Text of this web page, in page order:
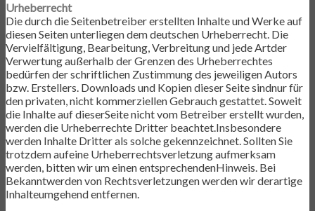
Urheberrecht
Die durch die Seitenbetreiber erstellten Inhalte und Werke auf
diesen Seiten unterliegen dem deutschen Urheberrecht. Die
Vervielfältigung, Bearbeitung, Verbreitung und jede Artder
Verwertung außerhalb der Grenzen des Urheberrechtes
bedürfen der schriftlichen Zustimmung des jeweiligen Autors
bzw. Erstellers. Downloads und Kopien dieser Seite sindnur für
den privaten, nicht kommerziellen Gebrauch gestattet. Soweit
die Inhalte auf dieserSeite nicht vom Betreiber erstellt wurden,
werden die Urheberrechte Dritter beachtet.Insbesondere
werden Inhalte Dritter als solche gekennzeichnet. Sollten Sie
trotzdem aufeine Urheberrechtsverletzung aufmerksam
werden, bitten wir um einen entsprechendenHinweis. Bei
Bekanntwerden von Rechtsverletzungen werden wir derartige
Inhalteumgehend entfernen.